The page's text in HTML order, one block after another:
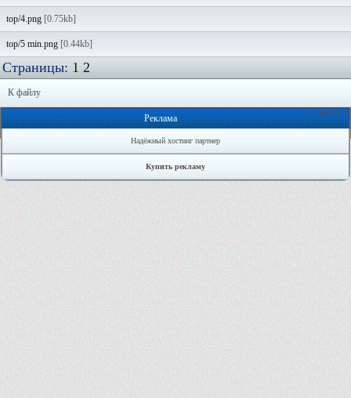
top/4.png [0.75kb]
top/5 min.png [0.44kb]
Страницы: 1 2
К файлу
Онлайн: 1
Реклама
Надёжный хостинг партнер
Купить рекламу